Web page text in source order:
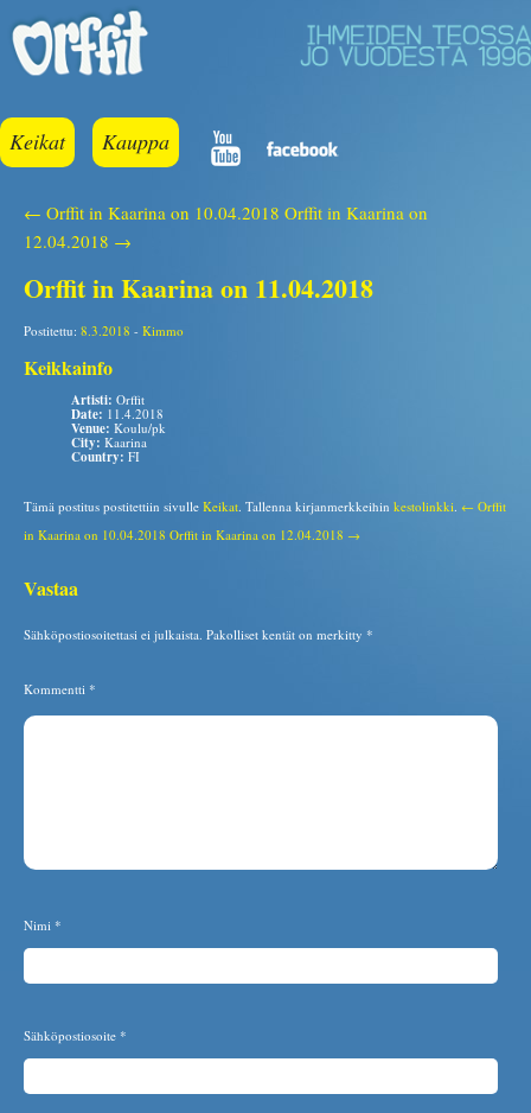
Keikat Kauppa
← Orffit in Kaarina on 10.04.2018 Orffit in Kaarina on
12.04.2018 →
Orffit in Kaarina on 11.04.2018
Postitettu: 8.3.2018 - Kimmo
Keikkainfo
Artisti: Orffit
Date: 11.4.2018
Venue: Koulu/pk
City: Kaarina
Country: FI
Tämä postitus postitettiin sivulle Keikat . Tallenna kirjanmerkkeihin kestolinkki ← Orffit
in Kaarina on 10.04.2018 Orffit in Kaarina on 12.04.2018 →
Vastaa
Sähköpostiosoitettasi ei julkaista. Pakolliset kentät on merkitty *
Kommentti *
Nimi *
Sähköpostiosoite *